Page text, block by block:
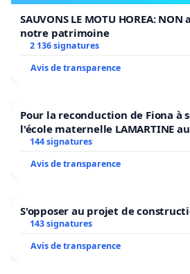
SAUVONS LE MOTU HOREA:
notre patrimoine
2 136 signatures
Avis de transparence
Pour la reconduction de Fiona à
l'école maternelle LAMARTINE
2026/2027
144 signatures
Avis de transparence
S'opposer au projet de
143 signatures
Avis de transparence